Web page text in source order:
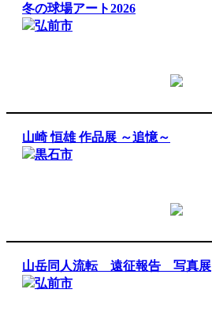
冬の球場アート2026
弘前市
山崎 恒雄 作品展 ～追憶～
黒石市
山岳同人流転 遠征報告 写真展
弘前市